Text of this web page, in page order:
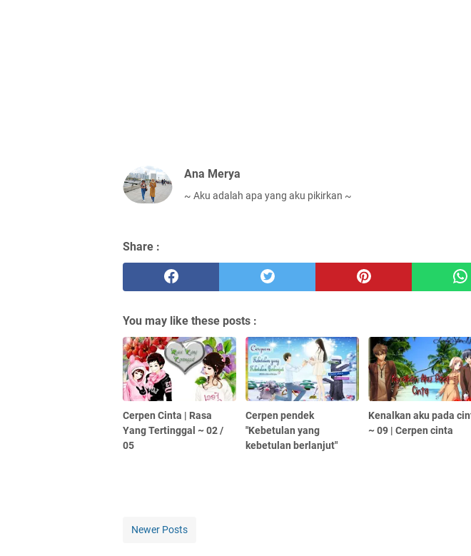
Ana Merya
~ Aku adalah apa yang aku pikirkan ~
Share :
You may like these posts :
Cerpen Cinta | Rasa
Yang Tertinggal ~ 02 /
05
Cerpen pendek
"Kebetulan yang
kebetulan berlanjut"
Kenalkan aku pada
~ 09 | Cerpen cinta
Newer Posts